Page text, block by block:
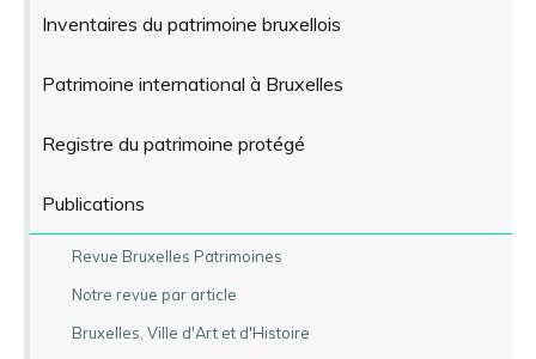
Inventaires du patrimoine bruxellois
Patrimoine international à Bruxelles
Registre du patrimoine protégé
Publications
Revue Bruxelles Patrimoines
Notre revue par article
Bruxelles, Ville d'Art et d'Histoire